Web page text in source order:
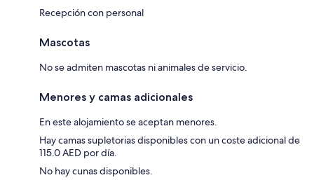
Recepción con personal
Mascotas
No se admiten mascotas ni animales de servicio.
Menores y camas adicionales
En este alojamiento se aceptan menores.
Hay camas supletorias disponibles con un coste adicional de
115.0 AED por día.
No hay cunas disponibles.